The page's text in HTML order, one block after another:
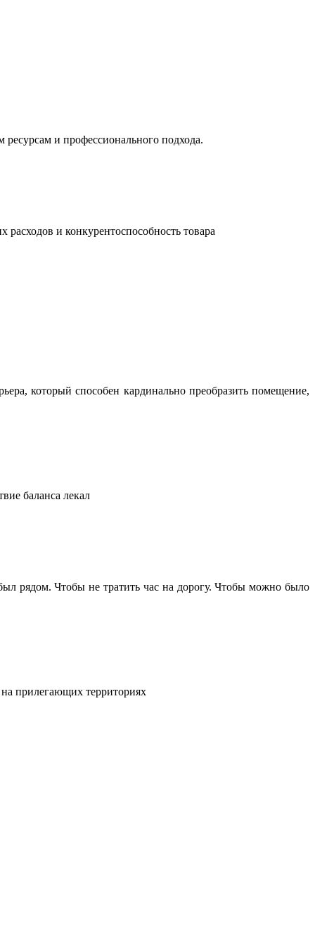
и профессионального подхода.
расходов и конкурентоспособность товара
который способен кардинально преобразить помещение,
баланса лекал
рядом. Чтобы не тратить час на дорогу. Чтобы можно было
на прилегающих территориях